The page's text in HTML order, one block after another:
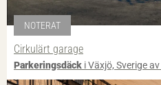
NOTERAT
Cirkulärt garage
Parkeringsdäck i Växjö, Sverige av